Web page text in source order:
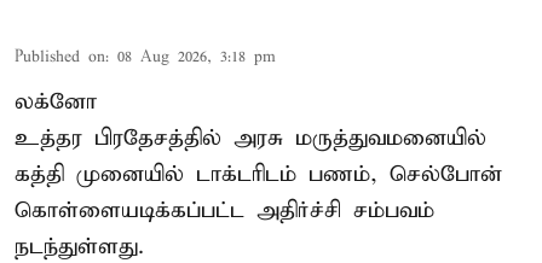
Published on: 08 Aug 2026, 3:18 pm
லக்னோ
உத்தர பிரதேசத்தில் அரசு மருத்துவமனையில்
கத்தி முனையில் டாக்டரிடம் பணம், செல்போன்
கொள்ளையடிக்கப்பட்ட அதிர்ச்சி சம்பவம்
நடந்துள்ளது.